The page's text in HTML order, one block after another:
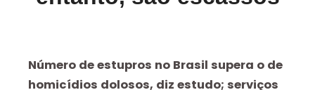
Número de estupros no Brasil supera o de
homicídios dolosos, diz estudo; serviços